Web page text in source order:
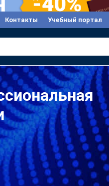
Контакты Учебный портал